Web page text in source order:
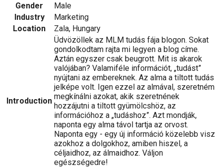
Gender
Male
Industry
Marketing
Location
Zala, Hungary
Introduction
Üdvözöllek az MLM tudás fája blogon. Sokat
gondolkodtam rajta mi legyen a blog címe.
Aztán egyszer csak beugrott. Mit is akarok
valójában? Valamiféle információt, „tudást”
nyújtani az embereknek. Az alma a tiltott tudás
jelképe volt. Igen ezzel az almával, szeretném
megkínálni azokat, akik szeretnének
hozzájutni a tiltott gyümölcshöz, az
információhoz a „tudáshoz”. Azt mondják,
naponta egy alma távol tartja az orvost.
Naponta egy - egy új információ közelebb visz
azokhoz a dolgokhoz, amiben hiszel, a
céljaidhoz, az álmaidhoz. Váljon
egészségedre!